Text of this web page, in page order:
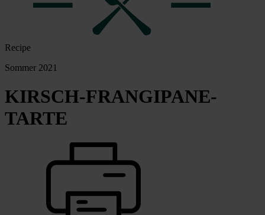
Recipe
Sommer 2021
KIRSCH-FRANGIPANE-
TARTE